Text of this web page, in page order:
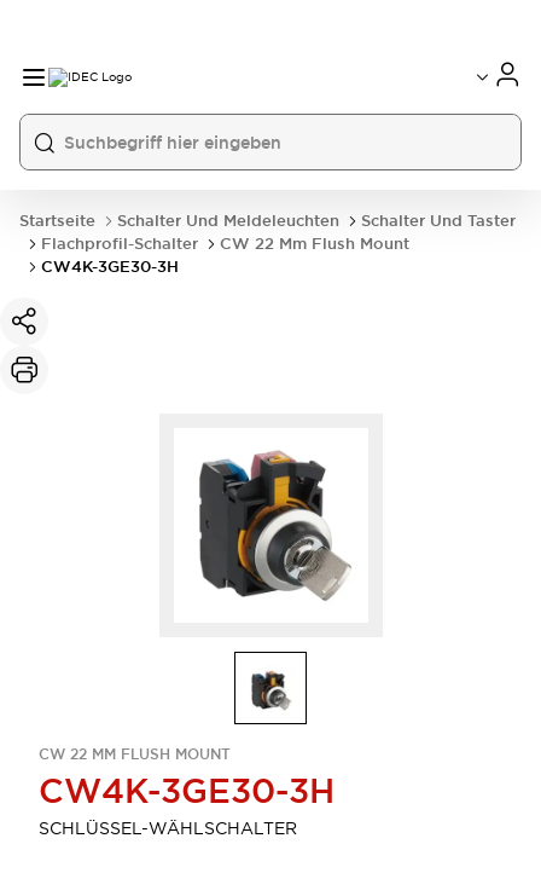
Startseite Schalter Und Meldeleuchten
Schalter Und Taster
Flachprofil-Schalter
CW 22 Mm Flush Mount
CW4K-3GE30-3H
CW 22 MM FLUSH MOUNT
CW4K-3GE30-3H
SCHLÜSSEL-WÄHLSCHALTER